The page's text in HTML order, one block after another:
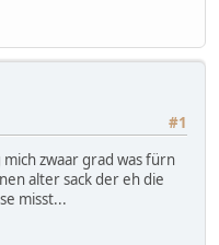
#1
zwaar grad was fürn
alter sack der eh die
misst...